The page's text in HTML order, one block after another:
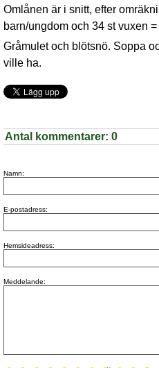
Omlånen är i snitt, efter
barn/ungdom och 34 st vuxen
Gråmulet och blötsnö. Soppa
ville ha.
Antal kommentarer: 0
Namn:
E-postadress:
Hemsideadress:
Meddelande: